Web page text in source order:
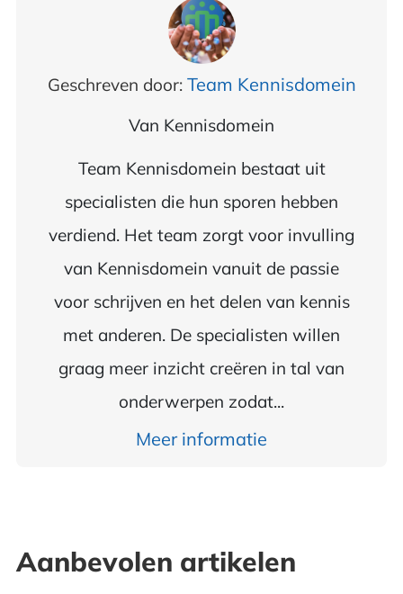
Geschreven door: Team Kennisdomein
Van Kennisdomein
Team Kennisdomein bestaat uit
specialisten die hun sporen hebben
verdiend. Het team zorgt voor invulling
van Kennisdomein vanuit de passie
voor schrijven en het delen van kennis
met anderen. De specialisten willen
graag meer inzicht creëren in tal van
onderwerpen zodat...
Meer informatie
Aanbevolen artikelen